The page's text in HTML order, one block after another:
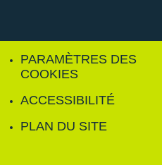
PARAMÈTRES DES
COOKIES
ACCESSIBILITÉ
PLAN DU SITE